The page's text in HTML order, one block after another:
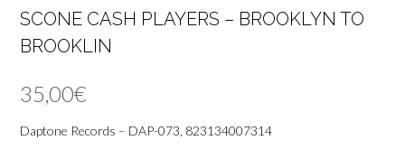
SCONE CASH PLAYERS – BROOKLYN TO
BROOKLIN
35,00€
Daptone Records – DAP-073, 823134007314